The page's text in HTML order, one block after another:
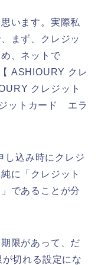
います。実際私
まず、クレジッ
、ネットで
ASHIOURY クレ
クレジット
ットカード エラ
し込み時にクレジ
に「クレジット
であることが分
限があって、だ
切れる設定にな